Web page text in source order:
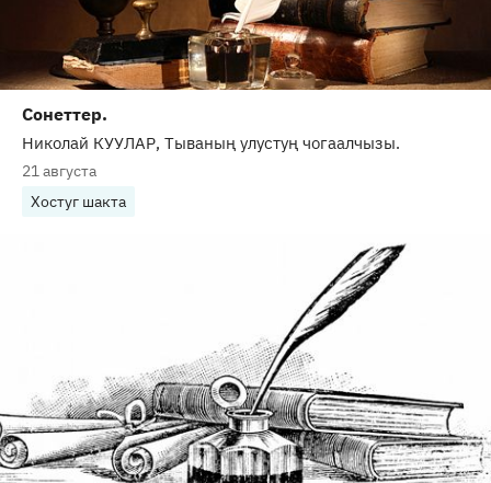
Сонеттер.
Николай КУУЛАР, Тываның улустуң чогаалчызы.
21 августа
Хостуг шакта